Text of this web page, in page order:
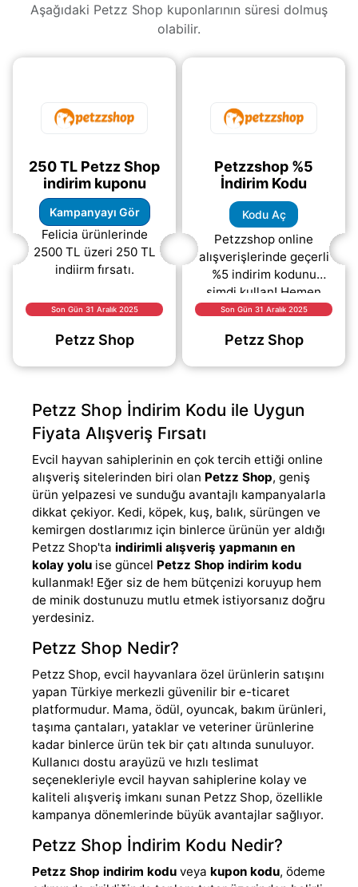
Aşağıdaki Petzz Shop kuponlarının süresi dolmuş
olabilir.
250 TL Petzz Shop
indirim kuponu
Kampanyayı Gör
Felicia ürünlerinde
2500 TL üzeri 250 TL
indiirm fırsatı.
Son Gün 31 Aralık 2025
Petzz Shop
Petzzshop %5
İndirim Kodu
Kodu Aç
Petzzshop online
alışverişlerinde geçerli
%5 indirim kodunu
şimdi kullan! Hemen
“Kodu Aç” butonuna
kodunu öğren, sepetine
Son Gün 31 Aralık 2025
Petzz Shop
Petzz Shop İndirim Kodu ile Uygun
Fiyata Alışveriş Fırsatı
Evcil hayvan sahiplerinin en çok tercih ettiği online
alışveriş sitelerinden biri olan Petzz Shop, geniş
ürün yelpazesi ve sunduğu avantajlı kampanyalarla
dikkat çekiyor. Kedi, köpek, kuş, balık, sürüngen ve
kemirgen dostlarımız için binlerce ürünün yer aldığı
Petzz Shop'ta indirimli alışveriş yapmanın en
kolay yolu ise güncel Petzz Shop indirim kodu
kullanmak! Eğer siz de hem bütçenizi koruyup hem
de minik dostunuzu mutlu etmek istiyorsanız doğru
yerdesiniz.
Petzz Shop Nedir?
Petzz Shop, evcil hayvanlara özel ürünlerin satışını
yapan Türkiye merkezli güvenilir bir e-ticaret
platformudur. Mama, ödül, oyuncak, bakım ürünleri,
taşıma çantaları, yataklar ve veteriner ürünlerine
kadar binlerce ürün tek bir çatı altında sunuluyor.
Kullanıcı dostu arayüzü ve hızlı teslimat
seçenekleriyle evcil hayvan sahiplerine kolay ve
kaliteli alışveriş imkanı sunan Petzz Shop, özellikle
kampanya dönemlerinde büyük avantajlar sağlıyor.
Petzz Shop İndirim Kodu Nedir?
Petzz Shop indirim kodu veya kupon kodu, ödeme